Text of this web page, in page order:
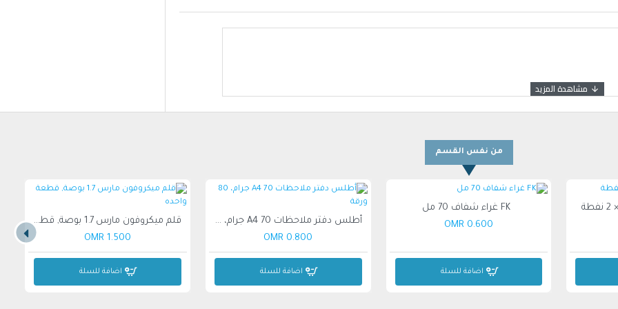
الكتابة الطويلة.
الكتابة الشخصية.
من نفس القسم
FK غراء شفاف 70 مل
0.600 OMR
اضافة للسلة
أطلس دفتر ملاحظات A4 70 جرام، 80 ورقة
0.800 OMR
اضافة للسلة
قلم ميكروفون مارس 1.7 بوصة, قطعة واحده
1.500 OMR
اضافة للسلة